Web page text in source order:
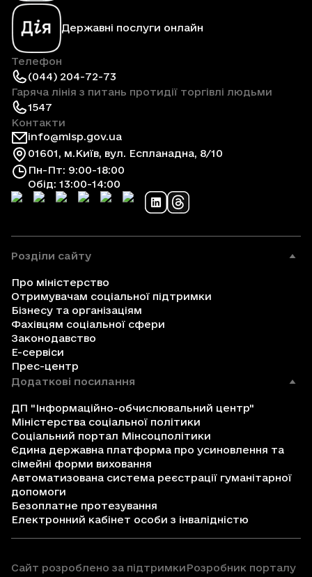
Державні послуги онлайн
Телефон
(044) 204-72-73
Гаряча лінія з питань протидії торгівлі людьми
1547
Контакти
info@mlsp.gov.ua
01601, м.Київ, вул. Еспланадна, 8/10
Пн-Пт: 9:00-18:00
Обід: 13:00-14:00
Розділи сайту
Про міністерство
Отримувачам соціальної підтримки
Бізнесу та організаціям
Фахівцям соціальної сфери
Законодавство
Е-сервіси
Прес-центр
Додаткові посилання
ДП "Інформаційно-обчислювальний центр"
Міністерства соціальної політики
Соціальний портал Мінсоцполітики
Єдина державна платформа про усиновлення та
сімейні форми виховання
Автоматизована система реєстрації гуманітарної
допомоги
Безоплатне протезування
Електронний кабінет особи з інвалідністю
Сайт розроблено за підтримкиРозробник порталу